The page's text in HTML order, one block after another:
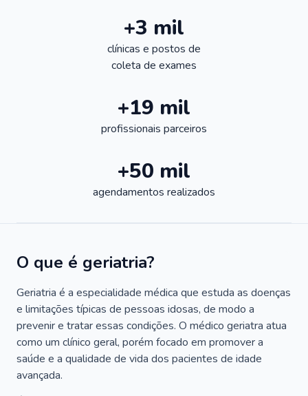
+3 mil
clínicas e postos de
coleta de exames
+19 mil
profissionais parceiros
+50 mil
agendamentos realizados
O que é geriatria?
Geriatria é a especialidade médica que estuda as doenças
e limitações típicas de pessoas idosas, de modo a
prevenir e tratar essas condições. O médico geriatra atua
como um clínico geral, porém focado em promover a
saúde e a qualidade de vida dos pacientes de idade
avançada.